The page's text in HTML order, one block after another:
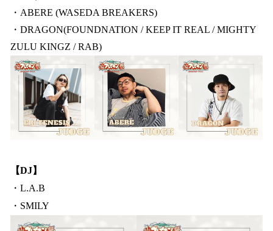
・ABERE (WASEDA BREAKERS)
・DRAGON(FOUNDNATION / KEEP IT REAL / MIGHTY
ZULU KINGZ / RAB)
【DJ】
・L.A.B
・SMILY